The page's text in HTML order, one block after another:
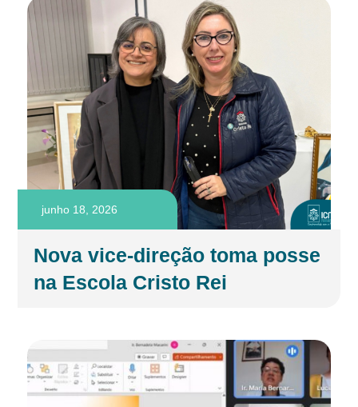
junho 18, 2026
Nova vice-direção toma posse
na Escola Cristo Rei